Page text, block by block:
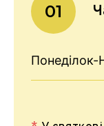
01
Понеділок-